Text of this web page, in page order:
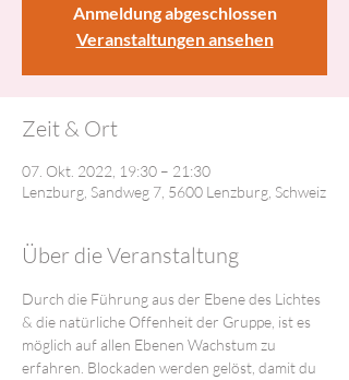
Anmeldung abgeschlossen
Veranstaltungen ansehen
Zeit & Ort
07. Okt. 2022, 19:30 – 21:30
Lenzburg, Sandweg 7, 5600 Lenzburg, Schweiz
Über die Veranstaltung
Durch die Führung aus der Ebene des Lichtes
& die natürliche Offenheit der Gruppe, ist es
möglich auf allen Ebenen Wachstum zu
erfahren. Blockaden werden gelöst, damit du